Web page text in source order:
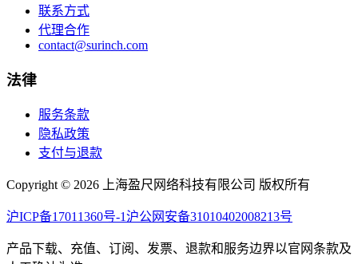
联系方式
代理合作
contact@surinch.com
法律
服务条款
隐私政策
支付与退款
Copyright © 2026 上海盈尺网络科技有限公司 版权所有
沪ICP备17011360号-1沪公网安备31010402008213号
产品下载、充值、订阅、发票、退款和服务边界以官网条款及